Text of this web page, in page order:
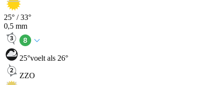
25° /33°
0,5 mm
25°voelt als 26°
ZZO